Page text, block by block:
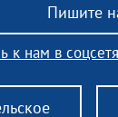
Пишите
к нам в